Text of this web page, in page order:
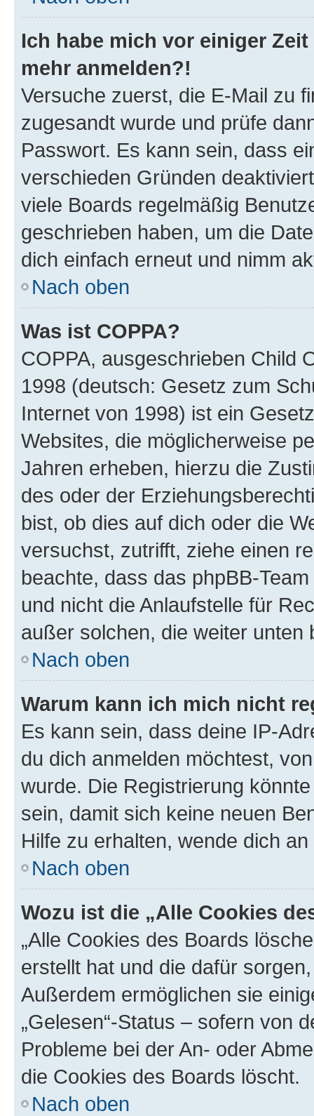
Ich habe mich vor einiger
mehr anmelden?!
Versuche zuerst, die E-Mail zu
zugesandt wurde und prüfe
Passwort. Es kann sein, dass
verschieden Gründen
viele Boards regelmäßig
geschrieben haben, um die
dich einfach erneut und nimm
Nach oben
Was ist COPPA?
COPPA, ausgeschrieben Child
1998 (deutsch: Gesetz zum
Internet von 1998) ist ein
Websites, die möglicherweise
Jahren erheben, hierzu die
des oder der
bist, ob dies auf dich oder die
versuchst, zutrifft, ziehe einen
beachte, dass das phpBB-
und nicht die Anlaufstelle für
außer solchen, die weiter unten
Nach oben
Warum kann ich mich nicht
Es kann sein, dass deine IP-
du dich anmelden möchtest,
wurde. Die Registrierung
sein, damit sich keine neuen
Hilfe zu erhalten, wende dich
Nach oben
Wozu ist die „Alle Cookies
„Alle Cookies des Boards
erstellt hat und die dafür
Außerdem ermöglichen sie
„Gelesen“-Status – sofern von
Probleme bei der An- oder
die Cookies des Boards löscht.
Nach oben